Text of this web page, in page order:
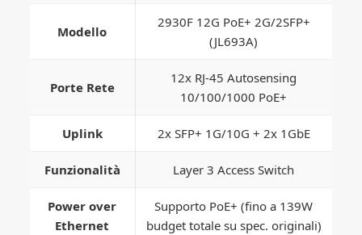
Modello
2930F 12G PoE+ 2G/2SFP+
(JL693A)
Porte Rete
12x RJ-45 Autosensing
10/100/1000 PoE+
Uplink 2x SFP+ 1G/10G + 2x 1GbE
Funzionalità Layer 3 Access Switch
Power over
Ethernet
Supporto PoE+ (fino a 139W
budget totale su spec. originali)